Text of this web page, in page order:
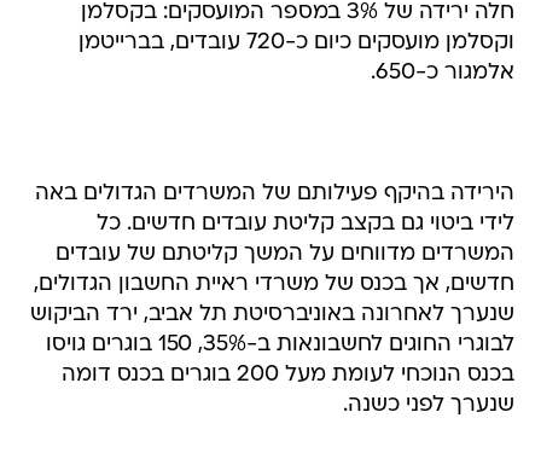
חלה ירידה של 3% במספר המועסקים: בקסלמן
וקסלמן מועסקים כיום כ-720 עובדים, בברייטמן
אלמגור כ-650.
הירידה בהיקף פעילותם של המשרדים הגדולים באה
לידי ביטוי גם בקצב קליטת עובדים חדשים. כל
המשרדים מדווחים על המשך קליטתם של עובדים
חדשים, אך בכנס של משרדי ראיית החשבון הגדולים,
שנערך לאחרונה באוניברסיטת תל אביב, ירד הביקוש
לבוגרי החוגים לחשבונאות ב-35%, 150 בוגרים גויסו
בכנס הנוכחי לעומת מעל 200 בוגרים בכנס דומה
שנערך לפני כשנה.